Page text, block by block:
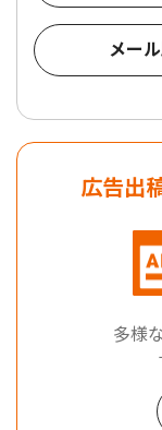
メー
広告出
多様